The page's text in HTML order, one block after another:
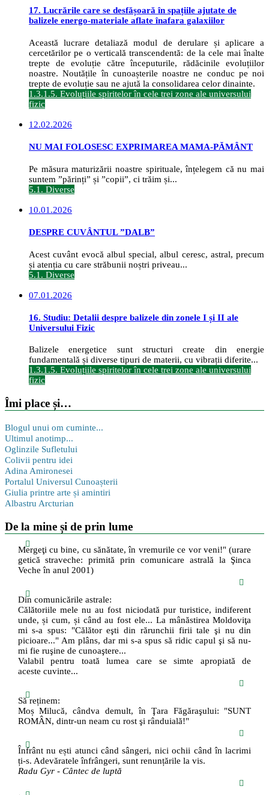
17. Lucrările care se desfășoară în spațiile ajutate de
balizele energo-materiale aflate înafara galaxiilor
Această lucrare detaliază modul de derulare și aplicare a
cercetărilor pe o verticală transcendentă: de la cele mai înalte
trepte de evoluție către începuturile, rădăcinile evoluțiilor
noastre. Noutățile în cunoașterile noastre ne conduc pe noi
trepte de evoluție sau ne ajută la consolidarea celor dinainte.
1.3.1.5. Evoluțiile spiritelor în cele trei zone ale universului
fizic
12.02.2026
NU MAI FOLOSESC EXPRIMAREA MAMA-PĂMÂNT
Pe măsura maturizării noastre spirituale, înțelegem că nu mai
suntem ”părinți” și ”copii”, ci trăim și...
5.1. Diverse
10.01.2026
DESPRE CUVÂNTUL ”DALB”
Acest cuvânt evocă albul special, albul ceresc, astral, precum
și atenția cu care străbunii noștri priveau...
5.1. Diverse
07.01.2026
16. Studiu: Detalii despre balizele din zonele I și II ale
Universului Fizic
Balizele energetice sunt structuri create din energie
fundamentală și diverse tipuri de materii, cu vibrații diferite...
1.3.1.5. Evoluțiile spiritelor în cele trei zone ale universului
fizic
Îmi place și…
Blogul unui om cuminte...
Ultimul anotimp...
Oglinzile Sufletului
Colivii pentru idei
Adina Amironesei
Portalul Universul Cunoașterii
Giulia printre arte și amintiri
Albastru Arcturian
De la mine și de prin lume
Mergeţi cu bine, cu sănătate, în vremurile ce vor veni!" (urare
getică straveche: primită prin comunicare astrală la Şinca
Veche în anul 2001)
Din comunicările astrale:
Călătoriile mele nu au fost niciodată pur turistice, indiferent
unde, și cum, și când au fost ele... La mânăstirea Moldoviţa
mi s-a spus: "Călător eşti din rărunchii firii tale şi nu din
picioare..." Am plâns, dar mi s-a spus să ridic capul şi să nu-
mi fie ruşine de cunoaştere...
Valabil pentru toată lumea care se simte apropiată de
aceste cuvinte...
Să reținem:
Moș Milucă, cândva demult, în Ţara Făgăraşului: "SUNT
ROMÂN, dintr-un neam cu rost şi rânduială!"
Înfrânt nu ești atunci când sângeri, nici ochii când în lacrimi
ți-s. Adevăratele înfrângeri, sunt renunțările la vis.
Radu Gyr - Cântec de luptă